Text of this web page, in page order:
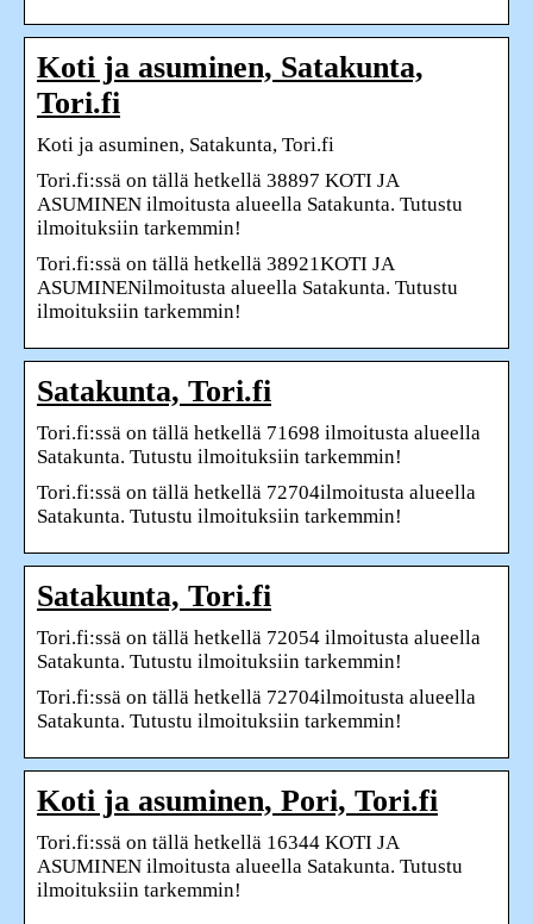
Koti ja asuminen, Satakunta,
Tori.fi
Koti ja asuminen, Satakunta, Tori.fi
Tori.fi:ssä on tällä hetkellä 38897 KOTI JA
ASUMINEN ilmoitusta alueella Satakunta. Tutustu
ilmoituksiin tarkemmin!
Tori.fi:ssä on tällä hetkellä 38921KOTI JA
ASUMINENilmoitusta alueella Satakunta. Tutustu
ilmoituksiin tarkemmin!
Satakunta, Tori.fi
Tori.fi:ssä on tällä hetkellä 71698 ilmoitusta alueella
Satakunta. Tutustu ilmoituksiin tarkemmin!
Tori.fi:ssä on tällä hetkellä 72704ilmoitusta alueella
Satakunta. Tutustu ilmoituksiin tarkemmin!
Satakunta, Tori.fi
Tori.fi:ssä on tällä hetkellä 72054 ilmoitusta alueella
Satakunta. Tutustu ilmoituksiin tarkemmin!
Tori.fi:ssä on tällä hetkellä 72704ilmoitusta alueella
Satakunta. Tutustu ilmoituksiin tarkemmin!
Koti ja asuminen, Pori, Tori.fi
Tori.fi:ssä on tällä hetkellä 16344 KOTI JA
ASUMINEN ilmoitusta alueella Satakunta. Tutustu
ilmoituksiin tarkemmin!